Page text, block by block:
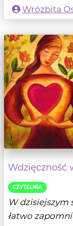
Wróżbita
Wdzięczność
CZYTELNIA
W dzisiejszym
łatwo